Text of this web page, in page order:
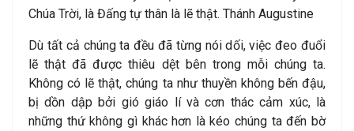
Chúa Trời, là Đấng tự thân là lẽ thật. Thánh Augustine
Dù tất cả chúng ta đều đã từng nói dối, việc đeo đuổi
lẽ thật đã được thiêu dệt bên trong mỗi chúng ta.
Không có lẽ thật, chúng ta như thuyền không bến đậu,
bị dồn dập bởi gió giáo lí và cơn thác cảm xúc, là
những thứ không gì khác hơn là kéo chúng ta đến bờ